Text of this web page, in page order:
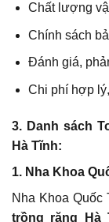
Chất lượng
Chính sách
Đánh giá,
Chi phí hợp
3. Danh sách
Hà Tĩnh:
1. Nha Khoa
Nha Khoa
trồng răng Hà